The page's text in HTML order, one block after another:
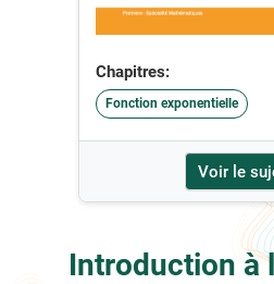
Chapitres:
Fonction exponentielle
Voir le
Introduction à